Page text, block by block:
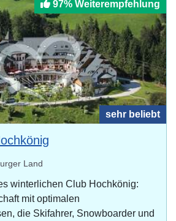
97% Weiterempfehlung
sehr beliebt
Land
winterlichen Club Hochkönig:
mit optimalen
die Skifahrer, Snowboarder und